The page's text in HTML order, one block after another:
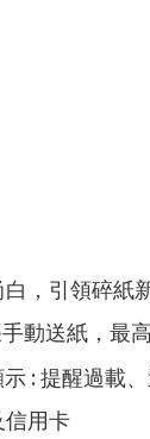
白，引領碎紙
動送紙 ，最
示 : 提醒過載
信用卡